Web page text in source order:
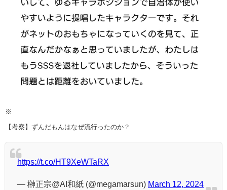
※
【考察】ずんだもんはなぜ流行ったのか？
https://t.co/HT9XeWTaRX
— 榊正宗@AI和紙 (@megamarsun) March 12, 2024